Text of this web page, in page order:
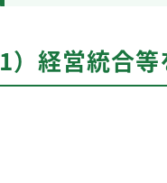
1）経営統合等